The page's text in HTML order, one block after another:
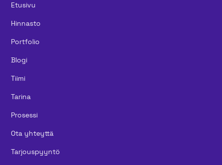
Etusivu
Hinnasto
Portfolio
Blogi
Tiimi
Tarina
Prosessi
Ota yhteyttä
Tarjouspyyntö